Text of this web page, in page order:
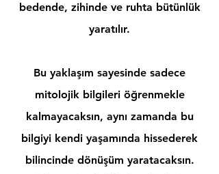
bedende, zihinde ve ruhta bütünlük
yaratılır.
Bu yaklaşım sayesinde sadece
mitolojik bilgileri öğrenmekle
kalmayacaksın, aynı zamanda bu
bilgiyi kendi yaşamında hissederek
bilincinde dönüşüm yaratacaksın.